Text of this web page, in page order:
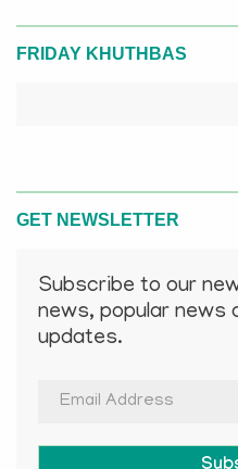
FRIDAY KHUTHBAS
GET NEWSLETTER
Subscribe to our
news, popular news
updates.